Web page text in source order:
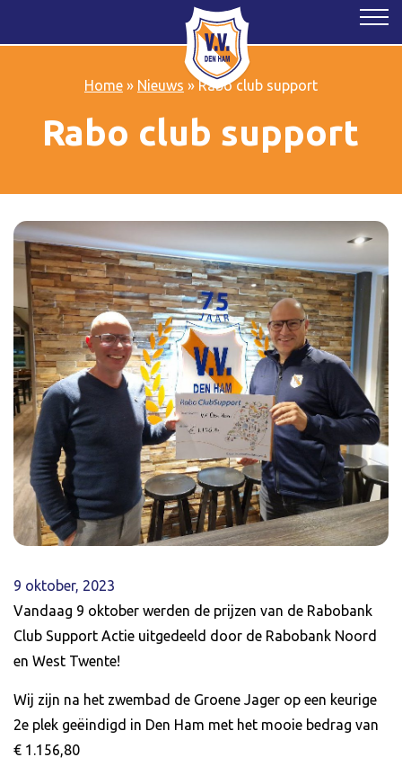
Home» Nieuws »Rabo club support
Rabo club support
9 oktober, 2023
Vandaag 9 oktober werden de prijzen van de Rabobank
Club Support Actie uitgedeeld door de Rabobank Noord
en West Twente!
Wij zijn na het zwembad de Groene Jager op een keurige
2e plek geëindigd in Den Ham met het mooie bedrag van
€ 1.156,80